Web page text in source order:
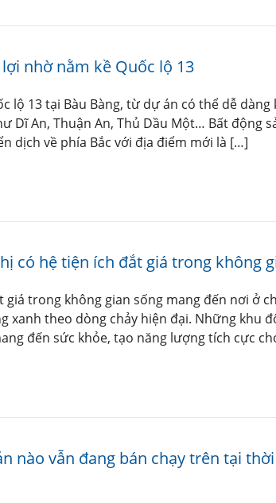
nhờ nằm kề Quốc lộ 13
lộ 13 tại Bàu Bàng, từ dự án có thể dễ
Dĩ An, Thuận An, Thủ Dầu Một… Bất động
dịch về phía Bắc với địa điểm mới là […]
có hệ tiện ích đắt giá trong không
giá trong không gian sống mang đến nơi ở
xanh theo dòng chảy hiện đại. Những khu
đến sức khỏe, tạo năng lượng tích cực
nào vẫn đang bán chạy trên tại